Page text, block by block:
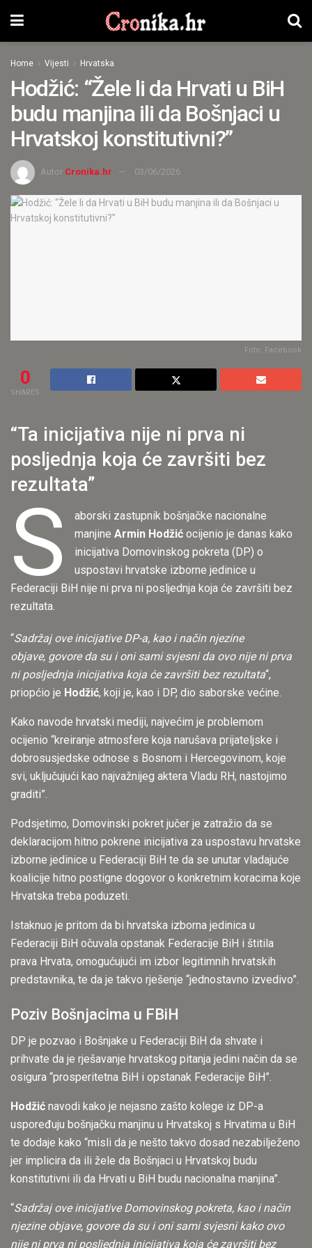
Home Vijesti Hrvatska
Hodžić: “Žele li da Hrvati u BiH
budu manjina ili da Bošnjaci u
Hrvatskoj konstitutivni?”
Autor Cronika.hr 03/06/2026
Foto: Facebook
0
SHARES
“Ta inicijativa nije ni prva ni
posljednja koja će završiti bez
rezultata”
S
aborski zastupnik bošnjačke nacionalne
manjineArmin Hodžić ocijenio je danas kako
inicijativa Domovinskog pokreta (DP) o
uspostavi hrvatske izborne jedinice u
Federaciji BiH nije ni prva ni posljednja koja će završiti bez
rezultata.
“Sadržaj ove inicijative DP-a, kao i način njezine
objave, govore da su i oni sami svjesni da ovo nije ni prva
ni posljednja inicijativa koja će završiti bez rezultata“,
priopćio je Hodžić, koji je, kao i DP, dio saborske većine.
Kako navode hrvatski mediji, najvećim je problemom
ocijenio “kreiranje atmosfere koja narušava prijateljske i
dobrosusjedske odnose s Bosnom i Hercegovinom, koje
svi, uključujući kao najvažnijeg aktera Vladu RH, nastojimo
graditi”.
Podsjetimo, Domovinski pokret jučer je zatražio da se
deklaracijom hitno pokrene inicijativa za uspostavu hrvatske
izborne jedinice u Federaciji BiH te da se unutar vladajuće
koalicije hitno postigne dogovor o konkretnim koracima koje
Hrvatska treba poduzeti.
Istaknuo je pritom da bi hrvatska izborna jedinica u
Federaciji BiH očuvala opstanak Federacije BiH i štitila
prava Hrvata, omogućujući im izbor legitimnih hrvatskih
predstavnika, te da je takvo rješenje “jednostavno izvedivo”.
Poziv Bošnjacima u FBiH
DP je pozvao i Bošnjake u Federaciji BiH da shvate i
prihvate da je rješavanje hrvatskog pitanja jedini način da se
osigura “prosperitetna BiH i opstanak Federacije BiH”.
Hodžić navodi kako je nejasno zašto kolege iz DP-a
uspoređuju bošnjačku manjinu u Hrvatskoj s Hrvatima u BiH
te dodaje kako “misli da je nešto takvo dosad nezabilježeno
jer implicira da ili žele da Bošnjaci u Hrvatskoj budu
konstitutivni ili da Hrvati u BiH budu nacionalna manjina”.
“Sadržaj ove inicijative Domovinskog pokreta, kao i način
njezine objave, govore da su i oni sami svjesni kako ovo
nije ni prva ni posljednja inicijativa koja će završiti bez